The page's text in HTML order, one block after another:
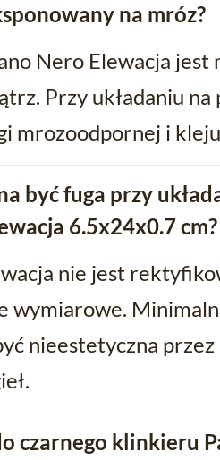
na mróz?
Nero Elewacja
Przy układaniu
mrozoodpornej i
być fuga przy
6.5x24x0.7 cm?
nie jest
wymiarowe.
nieestetyczna
czarnego klinkieru